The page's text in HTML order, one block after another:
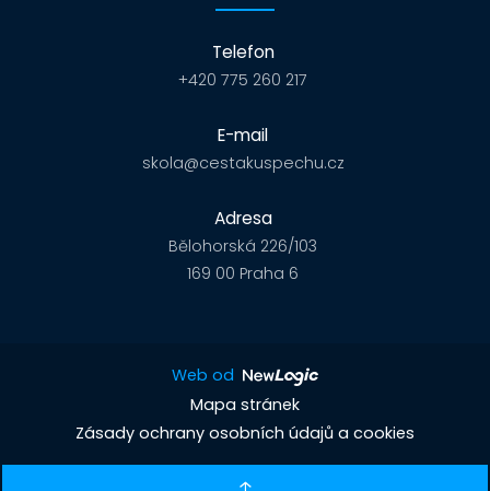
Telefon
+420 775 260 217
E-mail
skola@cestakuspechu.cz
Adresa
Bělohorská 226/103
169 00 Praha 6
Web od
Mapa stránek
Zásady ochrany osobních údajů a cookies